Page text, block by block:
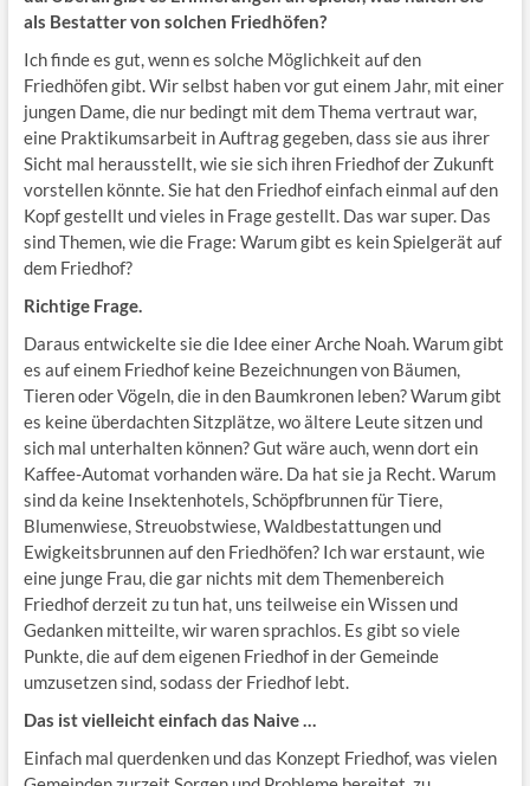
als Bestatter von solchen Friedhöfen?
Ich finde es gut, wenn es solche Möglichkeit auf den
Friedhöfen gibt. Wir selbst haben vor gut einem Jahr, mit einer
jungen Dame, die nur bedingt mit dem Thema vertraut war,
eine Praktikumsarbeit in Auftrag gegeben, dass sie aus ihrer
Sicht mal herausstellt, wie sie sich ihren Friedhof der Zukunft
vorstellen könnte. Sie hat den Friedhof einfach einmal auf den
Kopf gestellt und vieles in Frage gestellt. Das war super. Das
sind Themen, wie die Frage: Warum gibt es kein Spielgerät auf
dem Friedhof?
Richtige Frage.
Daraus entwickelte sie die Idee einer Arche Noah. Warum gibt
es auf einem Friedhof keine Bezeichnungen von Bäumen,
Tieren oder Vögeln, die in den Baumkronen leben? Warum gibt
es keine überdachten Sitzplätze, wo ältere Leute sitzen und
sich mal unterhalten können? Gut wäre auch, wenn dort ein
Kaffee-Automat vorhanden wäre. Da hat sie ja Recht. Warum
sind da keine Insektenhotels, Schöpfbrunnen für Tiere,
Blumenwiese, Streuobstwiese, Waldbestattungen und
Ewigkeitsbrunnen auf den Friedhöfen? Ich war erstaunt, wie
eine junge Frau, die gar nichts mit dem Themenbereich
Friedhof derzeit zu tun hat, uns teilweise ein Wissen und
Gedanken mitteilte, wir waren sprachlos. Es gibt so viele
Punkte, die auf dem eigenen Friedhof in der Gemeinde
umzusetzen sind, sodass der Friedhof lebt.
Das ist vielleicht einfach das Naive …
Einfach mal querdenken und das Konzept Friedhof, was vielen